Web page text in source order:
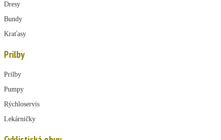
Dresy
Bundy
Kraťasy
Prilby
Prilby
Pumpy
Rýchloservis
Lekárničky